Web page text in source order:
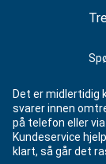
Det er midlertidig
svarer innen
på telefon eller
Kundeservice
klart, så går det